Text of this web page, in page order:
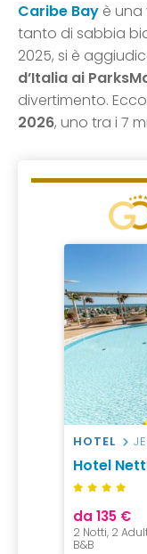
Caribe Bay è
tanto di sabbia
2025, si è
d’Italia ai
divertimento.
2026, uno tra i 7
HOTEL
Hotel
da 135 €
2 Notti, 2
B&B